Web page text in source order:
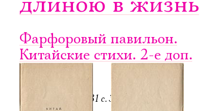
Фарфоровый павильон.
Китайские стихи. 2-е доп.
изд.
П.: Мысль, 1922. 31 с. 3500 экз.